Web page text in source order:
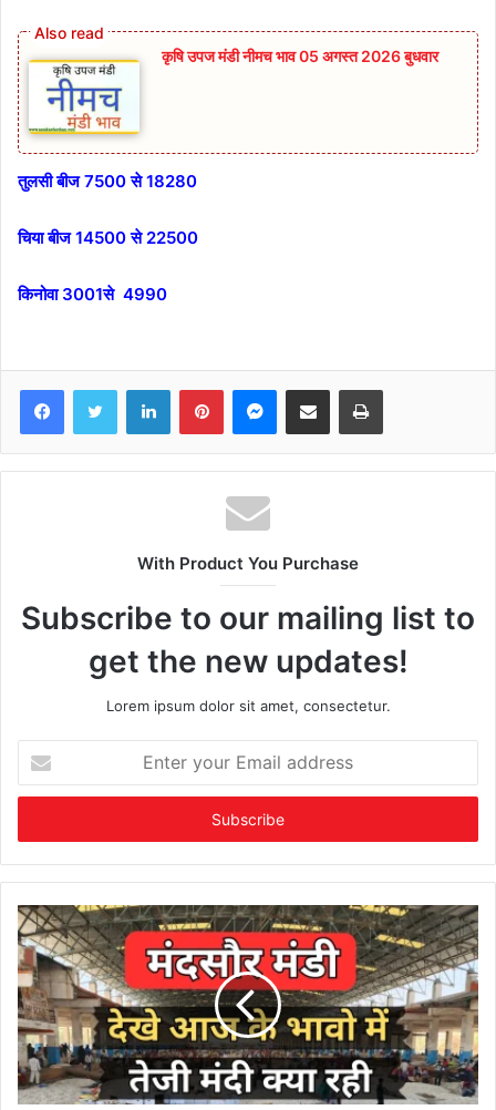
कृषि उपज मंडी नीमच भाव 05 अगस्त 2026 बुधवार
तुलसी बीज 7500 से 18280
चिया बीज 14500 से 22500
किनोवा 3001से 4990
FacebookTwitter LinkedInPinterestMessenger
Share via Email Print
With Product You Purchase
Subscribe to our mailing list to
get the new updates!
Lorem ipsum dolor sit amet, consectetur.
your
Email